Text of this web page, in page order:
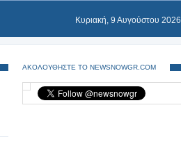
Κυριακή, 9 Αυγούστου 2026
ΑΚΟΛΟΥΘΗΣΤΕ ΤΟ NEWSNOWGR.COM